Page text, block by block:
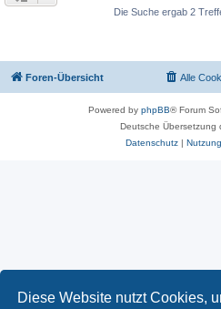
Diese Website nutzt Cookies,
Die Suche ergab 2
Foren-Übersicht Alle
Powered by phpBB® Forum
Deutsche Übersetzung
Datenschutz|